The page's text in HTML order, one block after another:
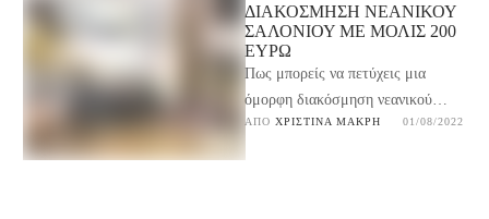
ΔΙΑΚΌΣΜΗΣΗ ΝΕΑΝΙΚΟΎ
ΣΑΛΟΝΙΟΎ ΜΕ ΜΌΛΙΣ 200
ΕΥΡΏ
Πως μπορείς να πετύχεις μια
όμορφη διακόσμηση νεανικού
σαλονιού με μόλις 200 ευρώ χωρίς
ΑΠΌ ΧΡΙΣΤΊΝΑ ΜΑΚΡΉ 01/08/2022